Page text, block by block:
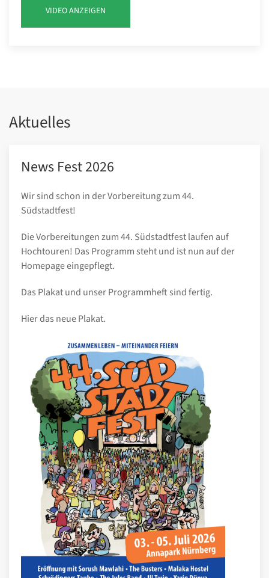
VIDEO ANZEIGEN
Aktuelles
News Fest 2026
Wir sind schon in der Vorbereitung zum 44.
Südstadtfest!
Die Vorbereitungen zum 44. Südstadtfest laufen auf
Hochtouren! Das Programm steht und ist nun auf der
Homepage eingepflegt.
Das Plakat und unser Programmheft sind fertig.
Hier das neue Plakat.